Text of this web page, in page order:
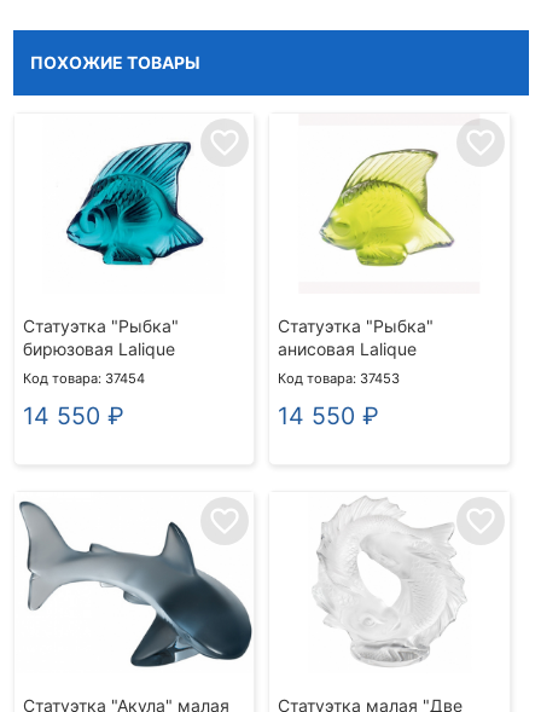
ПОХОЖИЕ ТОВАРЫ
favorite_border
Статуэтка "Рыбка"
бирюзовая Lalique
Код товара: 37454
14 550 ₽
favorite_border
Статуэтка "Рыбка"
анисовая Lalique
Код товара: 37453
14 550 ₽
favorite_border
Статуэтка "Акула" малая
favorite_border
Статуэтка малая "Две